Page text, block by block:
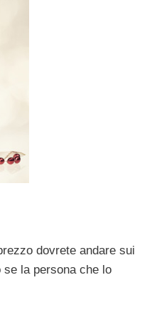
dovrete andare sui
la persona che lo